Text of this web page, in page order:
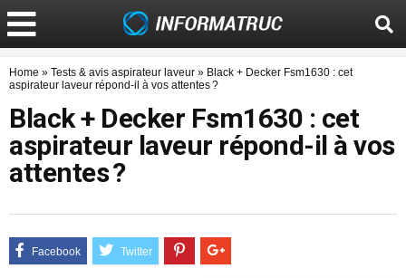
Home » Tests & avis aspirateur laveur » Black + Decker Fsm1630 : cet
aspirateur laveur répond-il à vos attentes ?
Black + Decker Fsm1630 : cet
aspirateur laveur répond-il à vos
attentes ?